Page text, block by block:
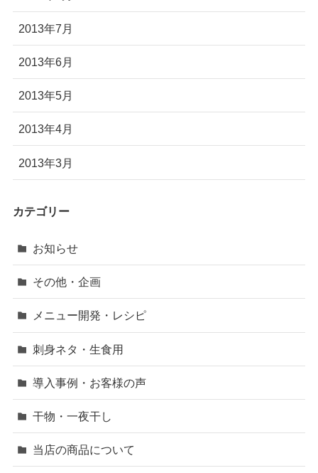
2013年7月
2013年6月
2013年5月
2013年4月
2013年3月
カテゴリー
お知らせ
その他・企画
メニュー開発・レシピ
刺身ネタ・生食用
導入事例・お客様の声
干物・一夜干し
当店の商品について